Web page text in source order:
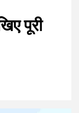
पूरी